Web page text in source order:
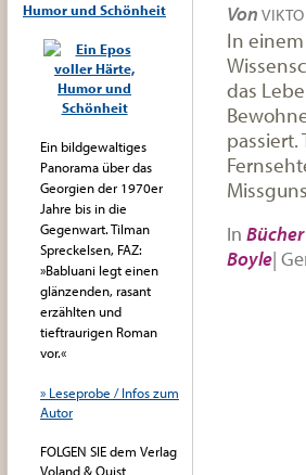
Von
In
das
In
Boyle|
Humor und Schönheit
Ein bildgewaltiges
Panorama über das
Georgien der 1970er
Jahre bis in die
Gegenwart. Tilman
Spreckelsen, FAZ:
»Babluani legt einen
glänzenden, rasant
erzählten und
tieftraurigen Roman
vor.«
» Leseprobe / Infos zum
Autor
FOLGEN SIE dem Verlag
Voland & Quist